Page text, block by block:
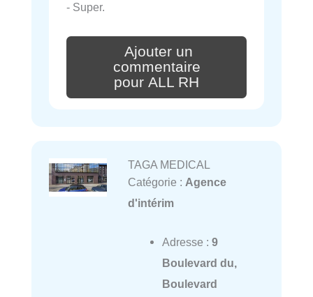
- Super.
Ajouter un
commentaire
pour ALL RH
TAGA MEDICAL
Catégorie : Agence
d'intérim
Adresse : 9
Boulevard du,
Boulevard